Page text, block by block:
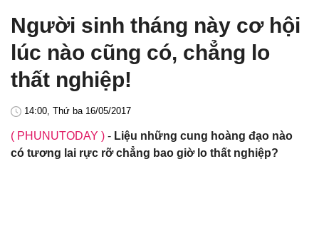
Người sinh tháng này cơ hội
lúc nào cũng có, chẳng lo
thất nghiệp!
14:00, Thứ ba 16/05/2017
( PHUNUTODAY ) - Liệu những cung hoàng đạo nào
có tương lai rực rỡ chẳng bao giờ lo thất nghiệp?